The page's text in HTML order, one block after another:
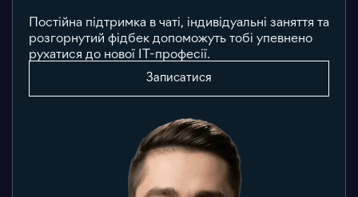
Постійна підтримка в чаті, індивідуальні заняття та
розгорнутий фідбек допоможуть тобі упевнено
рухатися до нової ІТ-професії.
Записатися